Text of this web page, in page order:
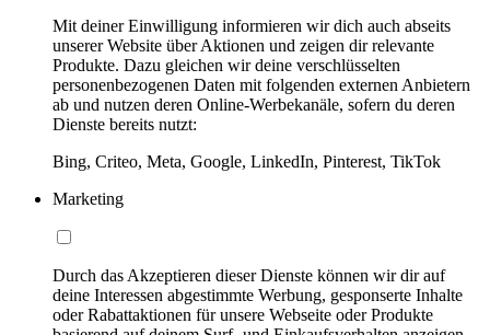
Mit deiner Einwilligung informieren wir dich auch abseits
unserer Website über Aktionen und zeigen dir relevante
Produkte. Dazu gleichen wir deine verschlüsselten
personenbezogenen Daten mit folgenden externen Anbietern
ab und nutzen deren Online-Werbekanäle, sofern du deren
Dienste bereits nutzt:
Bing, Criteo, Meta, Google, LinkedIn, Pinterest, TikTok
Marketing
Durch das Akzeptieren dieser Dienste können wir dir auf
deine Interessen abgestimmte Werbung, gesponserte Inhalte
oder Rabattaktionen für unsere Webseite oder Produkte